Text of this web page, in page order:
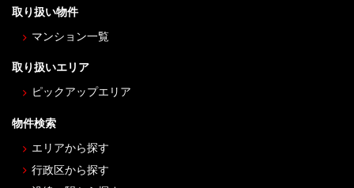
取り扱い物件
マンション一覧
取り扱いエリア
ピックアップエリア
物件検索
エリアから探す
行政区から探す